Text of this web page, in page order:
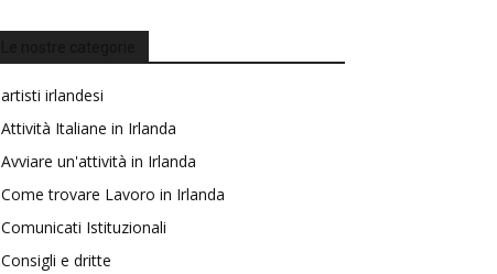
artisti irlandesi
Attività Italiane in Irlanda
Avviare un'attività in Irlanda
Come trovare Lavoro in Irlanda
Comunicati Istituzionali
Consigli e dritte